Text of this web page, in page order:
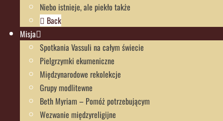
Niebo istnieje, ale piekło także
Back
Misja
Spotkania Vassuli na całym świecie
Pielgrzymki ekumeniczne
Międzynarodowe rekolekcje
Grupy modlitewne
Beth Myriam – Pomóż potrzebującym
Wezwanie międzyreligijne